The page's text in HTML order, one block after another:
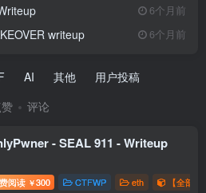
6个月前
writeup 6个月前
AI 其他
用户投稿
评论
- SEAL 911 - Writeup
阅读 ￥300 CTFWP eth 【全部